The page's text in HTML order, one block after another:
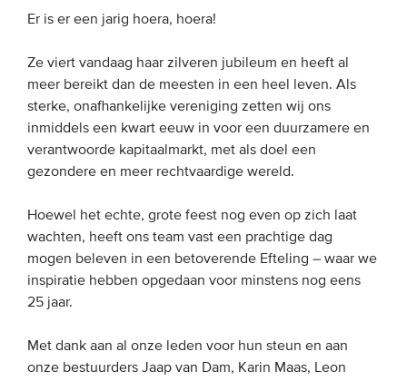
Opinie
EVENEMENTEN
Van de VBDO
MEDIA
Podcasts
Er is er een jarig hoera, hoera!
Ze viert vandaag haar zilveren jubileum en heeft al
meer bereikt dan de meesten in een heel leven. Als
sterke, onafhankelijke vereniging zetten wij ons
inmiddels een kwart eeuw in voor een duurzamere en
verantwoorde kapitaalmarkt, met als doel een
gezondere en meer rechtvaardige wereld.
Hoewel het echte, grote feest nog even op zich laat
wachten, heeft ons team vast een prachtige dag
mogen beleven in een betoverende Efteling – waar we
inspiratie hebben opgedaan voor minstens nog eens
25 jaar.
Met dank aan al onze leden voor hun steun en aan
onze bestuurders Jaap van Dam, Karin Maas, Leon